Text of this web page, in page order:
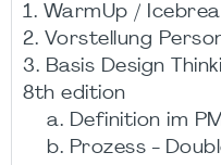
1. WarmUp /
2. Vorstellung
3. Basis Design
8th edition
a. Definition im
b. Prozess -